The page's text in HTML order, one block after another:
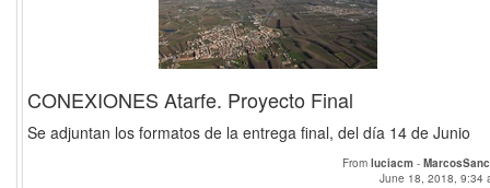
CONEXIONES Atarfe. Proyecto Final
Se adjuntan los formatos de la entrega final, del día 14 de Junio
From luciacm -
June 18, 2018, 9:34